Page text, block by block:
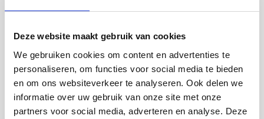
Deze website maakt gebruik van cookies
We gebruiken cookies om content en advertenties te
personaliseren, om functies voor social media te bieden
en om ons websiteverkeer te analyseren. Ook delen we
informatie over uw gebruik van onze site met onze
partners voor social media, adverteren en analyse. Deze
Bij het toepassen van een hybride taxatie is een bouwkundig
rapport voor NHG niet verplicht. Indien de geldverstrekker het
noodzakelijk acht om het onderpand bouwkundig te laten
onderzoeken, dan kan de geldverstrekker om een bouwkundig
rapport vragen.